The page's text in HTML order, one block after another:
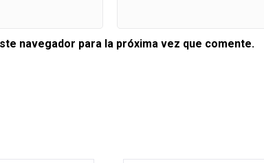
navegador para la próxima vez que comente.